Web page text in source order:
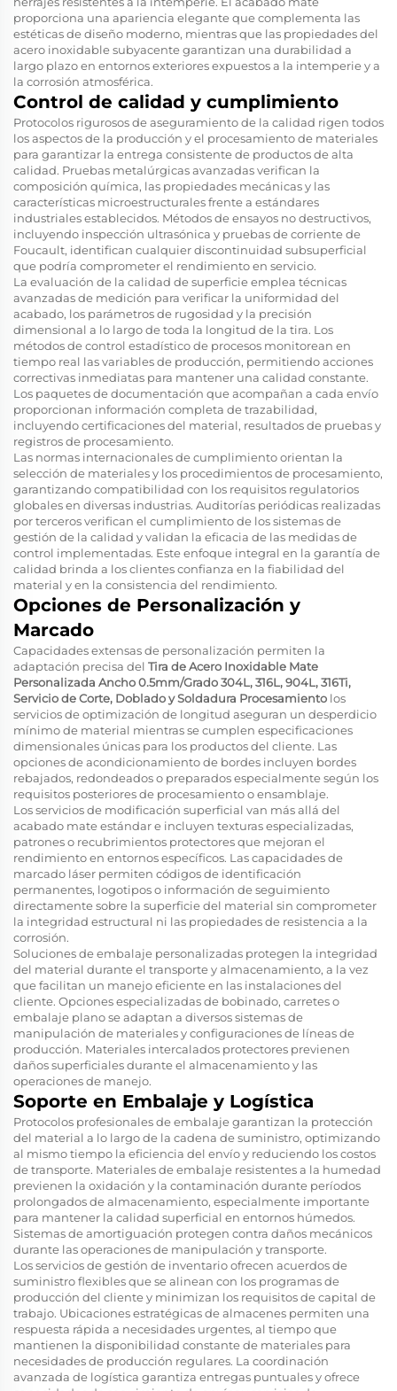
proporciona una apariencia elegante que complementa las
estéticas de diseño moderno, mientras que las propiedades del
acero inoxidable subyacente garantizan una durabilidad a
largo plazo en entornos exteriores expuestos a la intemperie y a
la corrosión atmosférica.
Control de calidad y cumplimiento
Protocolos rigurosos de aseguramiento de la calidad rigen todos
los aspectos de la producción y el procesamiento de materiales
para garantizar la entrega consistente de productos de alta
calidad. Pruebas metalúrgicas avanzadas verifican la
composición química, las propiedades mecánicas y las
características microestructurales frente a estándares
industriales establecidos. Métodos de ensayos no destructivos,
incluyendo inspección ultrasónica y pruebas de corriente de
Foucault, identifican cualquier discontinuidad subsuperficial
que podría comprometer el rendimiento en servicio.
La evaluación de la calidad de superficie emplea técnicas
avanzadas de medición para verificar la uniformidad del
acabado, los parámetros de rugosidad y la precisión
dimensional a lo largo de toda la longitud de la tira. Los
métodos de control estadístico de procesos monitorean en
tiempo real las variables de producción, permitiendo acciones
correctivas inmediatas para mantener una calidad constante.
Los paquetes de documentación que acompañan a cada envío
proporcionan información completa de trazabilidad,
incluyendo certificaciones del material, resultados de pruebas y
registros de procesamiento.
Las normas internacionales de cumplimiento orientan la
selección de materiales y los procedimientos de procesamiento,
garantizando compatibilidad con los requisitos regulatorios
globales en diversas industrias. Auditorías periódicas realizadas
por terceros verifican el cumplimiento de los sistemas de
gestión de la calidad y validan la eficacia de las medidas de
control implementadas. Este enfoque integral en la garantía de
calidad brinda a los clientes confianza en la fiabilidad del
material y en la consistencia del rendimiento.
Opciones de Personalización y
Marcado
Capacidades extensas de personalización permiten la
adaptación precisa del Tira de Acero Inoxidable Mate
Personalizada Ancho 0.5mm/Grado 304L, 316L, 904L, 316Ti,
Servicio de Corte, Doblado y Soldadura Procesamiento los
servicios de optimización de longitud aseguran un desperdicio
mínimo de material mientras se cumplen especificaciones
dimensionales únicas para los productos del cliente. Las
opciones de acondicionamiento de bordes incluyen bordes
rebajados, redondeados o preparados especialmente según los
requisitos posteriores de procesamiento o ensamblaje.
Los servicios de modificación superficial van más allá del
acabado mate estándar e incluyen texturas especializadas,
patrones o recubrimientos protectores que mejoran el
rendimiento en entornos específicos. Las capacidades de
marcado láser permiten códigos de identificación
permanentes, logotipos o información de seguimiento
directamente sobre la superficie del material sin comprometer
la integridad estructural ni las propiedades de resistencia a la
corrosión.
Soluciones de embalaje personalizadas protegen la integridad
del material durante el transporte y almacenamiento, a la vez
que facilitan un manejo eficiente en las instalaciones del
cliente. Opciones especializadas de bobinado, carretes o
embalaje plano se adaptan a diversos sistemas de
manipulación de materiales y configuraciones de líneas de
producción. Materiales intercalados protectores previenen
daños superficiales durante el almacenamiento y las
operaciones de manejo.
Soporte en Embalaje y Logística
Protocolos profesionales de embalaje garantizan la protección
del material a lo largo de la cadena de suministro, optimizando
al mismo tiempo la eficiencia del envío y reduciendo los costos
de transporte. Materiales de embalaje resistentes a la humedad
previenen la oxidación y la contaminación durante períodos
prolongados de almacenamiento, especialmente importante
para mantener la calidad superficial en entornos húmedos.
Sistemas de amortiguación protegen contra daños mecánicos
durante las operaciones de manipulación y transporte.
Los servicios de gestión de inventario ofrecen acuerdos de
suministro flexibles que se alinean con los programas de
producción del cliente y minimizan los requisitos de capital de
trabajo. Ubicaciones estratégicas de almacenes permiten una
respuesta rápida a necesidades urgentes, al tiempo que
mantienen la disponibilidad constante de materiales para
necesidades de producción regulares. La coordinación
avanzada de logística garantiza entregas puntuales y ofrece